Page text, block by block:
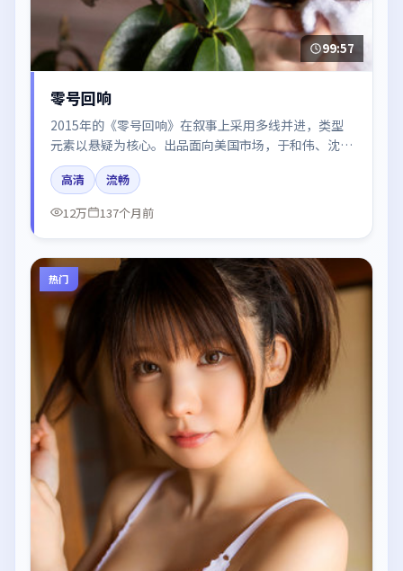
99:57
零号回响
2015年的《零号回响》在叙事上采用多线并进，类型
元素以悬疑为核心。出品面向美国市场，于和伟、沈
腾、赵丽颖、杨幂、章子怡所饰角色推动关键反转，结
尾留白引发讨论。
高清
流畅
12万
137个月前
热门